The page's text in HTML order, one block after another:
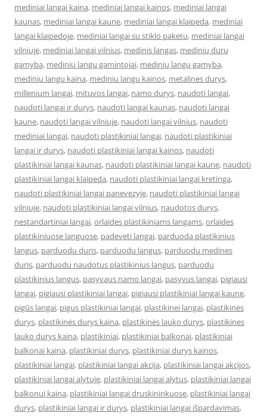
mediniai langai kaina, mediniai langai kainos, mediniai langai
kaunas, mediniai langai kaune, mediniai langai klaipeda, mediniai
langai klaipedoje, mediniai langai su stiklo paketu, mediniai langai
vilniuje, mediniai langai vilnius, medinis langas, medinių durų
gamyba, mediniu langu gamintojai, medinių langų gamyba,
mediniu langu kaina, mediniu langu kainos, metalines durys,
millenium langai, mituvos langai, namo durys, naudoti langai,
naudoti langai ir durys, naudoti langai kaunas, naudoti langai
kaune, naudoti langai vilniuje, naudoti langai vilnius, naudoti
mediniai langai, naudoti plastikiniai langai, naudoti plastikiniai
langai ir durys, naudoti plastikiniai langai kainos, naudoti
plastikiniai langai kaunas, naudoti plastikiniai langai kaune, naudoti
plastikiniai langai klaipeda, naudoti plastikiniai langai kretinga,
naudoti plastikiniai langai panevezyje, naudoti plastikiniai langai
vilniuje, naudoti plastikiniai langai vilnius, naudotos durys,
nestandartiniai langai,orlaides plastikiniams langams,orlaides
plastikiniuose languose, padeveti langai, parduoda plastikinius
langus, parduodu duris, parduodu langus, parduodu medines
duris, parduodu naudotus plastikinius langus, parduodu
plastikinius langus, pasyvaus namo langai, pasyvus langai, pigiausi
langai, pigiausi plastikiniai langai, pigiausi plastikiniai langai kaune,
pigūs langai, pigus plastikiniai langai, plastikinei langai, plastikinės
durys, plastikinės durys kaina, plastikinės lauko durys, plastikines
lauko durys kaina, plastikiniai, plastikiniai balkonai, plastikiniai
balkonai kaina, plastikiniai durys, plastikiniai durys kainos,
plastikiniai langai, plastikiniai langai akcija, plastikiniai langai akcijos,
plastikiniai langai alytuje, plastikiniai langai alytus, plastikiniai langai
balkonui kaina, plastikiniai langai druskininkuose, plastikiniai langai
durys, plastikiniai langai ir durys, plastikiniai langai išpardavimas,